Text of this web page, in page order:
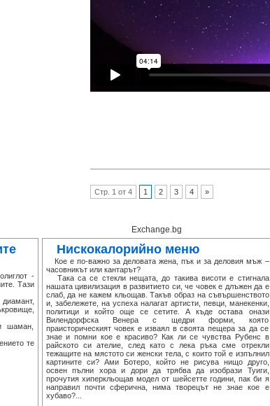
Стр. 1 от 4 1 2 3 4 »
Exchange.bg
-
Тази
шаман,
те
Нискокалорийно меню
Кое е по-важно за деловата жена, пък и за деловия мъж –
часовникът или кантарът?
Така са се стекли нещата, до такива висоти е стигнала
нашата цивилизация в развитието си, че човек е длъжен да е
слаб, да не кажем кльощав. Такъв образ на съвършенството
и, забележете, на успеха налагат артисти, певци, манекенки,
политици и който още се сетите. А къде остава онази
Вилендорфска Венера с щедри форми, която
праисторическият човек е изваял в своята пещера за да се
знае и помни кое е красиво? Как ли се чувства Рубенс в
райското си ателие, след като с лека ръка сме отрекли
тежащите на мястото си женски тела, с които той е изпълнил
картините си? Ами Ботеро, който не рисува нищо друго,
освен пълни хора и дори да трябва да изобрази Туиги,
прочутия хиперкльощав модел от шейсетте години, пак би я
направил почти сферична, нима творецът не знае кое е
хубаво?...